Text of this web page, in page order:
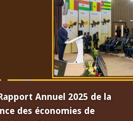
Annuel 2025 de la
des économies de